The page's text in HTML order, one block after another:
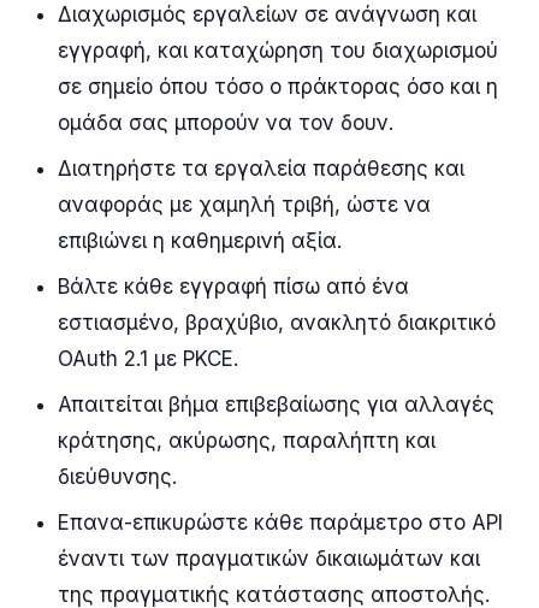
Διαχωρισμός εργαλείων σε ανάγνωση και
εγγραφή, και καταχώρηση του διαχωρισμού
σε σημείο όπου τόσο ο πράκτορας όσο και η
ομάδα σας μπορούν να τον δουν.
Διατηρήστε τα εργαλεία παράθεσης και
αναφοράς με χαμηλή τριβή, ώστε να
επιβιώνει η καθημερινή αξία.
Βάλτε κάθε εγγραφή πίσω από ένα
εστιασμένο, βραχύβιο, ανακλητό διακριτικό
OAuth 2.1 με PKCE.
Απαιτείται βήμα επιβεβαίωσης για αλλαγές
κράτησης, ακύρωσης, παραλήπτη και
διεύθυνσης.
Επανα-επικυρώστε κάθε παράμετρο στο API
έναντι των πραγματικών δικαιωμάτων και
της πραγματικής κατάστασης αποστολής.